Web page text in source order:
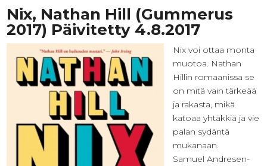
Nix, Nathan Hill (Gummerus
2017) Päivitetty 4.8.2017
Nix voi ottaa monta
muotoa. Nathan
Hillin romaanissa se
on mitä vain tärkeää
ja rakasta, mikä
katoaa yhtäkkiä ja vie
palan sydäntä
mukanaan.
Samuel Andresen-